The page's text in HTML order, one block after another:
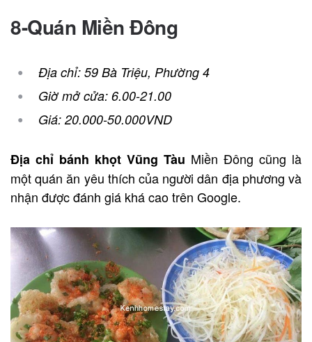
8-Quán Miền Đông
Địa chỉ: 59 Bà Triệu, Phường 4
Giờ mở cửa: 6.00-21.00
Giá: 20.000-50.000VND
Địa chỉ bánh khọt Vũng Tàu Miền Đông cũng là
một quán ăn yêu thích của người dân địa phương và
nhận được đánh giá khá cao trên Google.